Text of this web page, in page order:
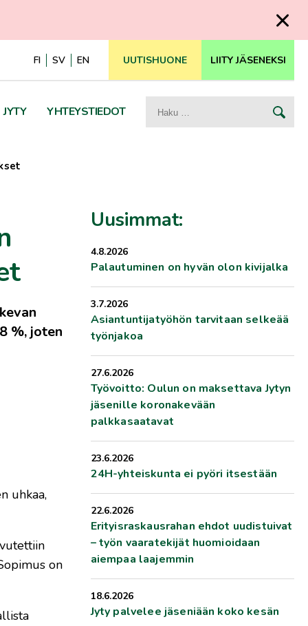
FI SV EN UUTISHUONE LIITY JÄSENEKSI
JYTY YHTEYSTIEDOT Haku:
%, joten
uhkaa,
on
Uusimmat:
4.8.2026
Palautuminen on hyvän olon kivijalka
3.7.2026
Asiantuntijatyöhön tarvitaan selkeää
työnjakoa
27.6.2026
Työvoitto: Oulun on maksettava Jytyn
jäsenille koronakevään
palkkasaatavat
23.6.2026
24H-yhteiskunta ei pyöri itsestään
22.6.2026
Erityisraskausrahan ehdot uudistuivat
– työn vaaratekijät huomioidaan
aiempaa laajemmin
18.6.2026
Jyty palvelee jäseniään koko kesän